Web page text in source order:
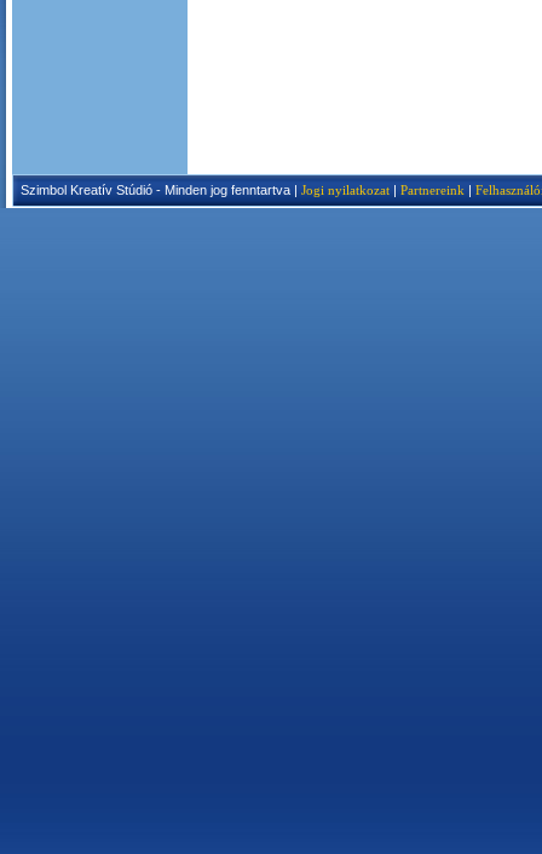
Szimbol Kreatív Stúdió - Minden jog fenntartva | Jogi nyilatkozat | Partnereink |